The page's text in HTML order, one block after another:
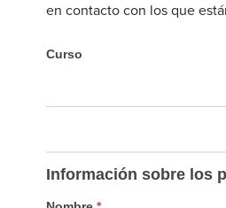
en contacto con los que
l
t
a
Curso
Información sobre los